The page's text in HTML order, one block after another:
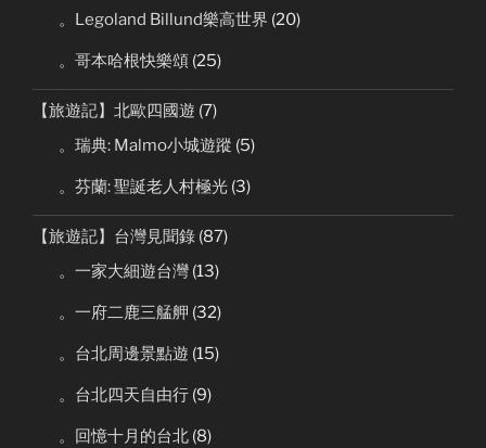
。Legoland Billund樂高世界 (20)
。哥本哈根快樂頌 (25)
【旅遊記】北歐四國遊 (7)
。瑞典: Malmo小城遊蹤 (5)
。芬蘭: 聖誕老人村極光 (3)
【旅遊記】台灣見聞錄 (87)
。一家大細遊台灣 (13)
。一府二鹿三艋舺 (32)
。台北周邊景點遊 (15)
。台北四天自由行 (9)
。回憶十月的台北 (8)